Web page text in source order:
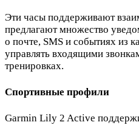
Эти часы поддерживают
предлагают множество
о почте, SMS и событиях из
управлять входящими
тренировках.
Спортивные профили
Garmin Lily 2 Active